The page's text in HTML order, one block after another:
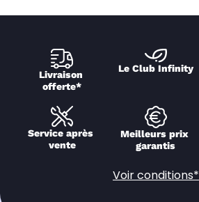
Livraison
offerte*
Le Club Infinity
Service après
vente
Meilleurs prix
garantis
Voir conditions*